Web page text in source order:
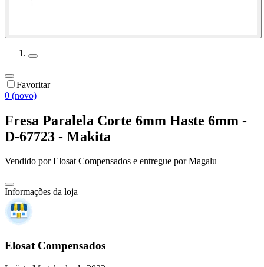
Favoritar
0 (novo)
Fresa Paralela Corte 6mm Haste 6mm -
D-67723 - Makita
Vendido porElosat Compensados e entregue por Magalu
Informações da loja
Elosat Compensados